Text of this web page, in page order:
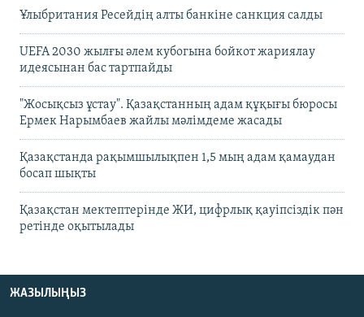
Ұлыбритания Ресейдің алты банкіне санкция салды
UEFA 2030 жылғы әлем кубогына бойкот жариялау
идеясынан бас тартпайды
"Жосықсыз ұстау". Қазақстанның адам құқығы бюросы
Ермек Нарымбаев жайлы мәлімдеме жасады
Қазақстанда рақымшылықпен 1,5 мың адам қамаудан
босап шықты
Қазақстан мектептерінде ЖИ, цифрлық қауіпсіздік пән
ретінде оқытылады
ЖАЗЫЛЫҢЫЗ